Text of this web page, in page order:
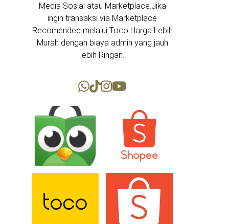
Media Sosial atau Marketplace.Jika
ingin transaksi via Marketplace
Recomended melalui Toco Harga Lebih
Murah dengan biaya admin yang jauh
lebih Ringan.